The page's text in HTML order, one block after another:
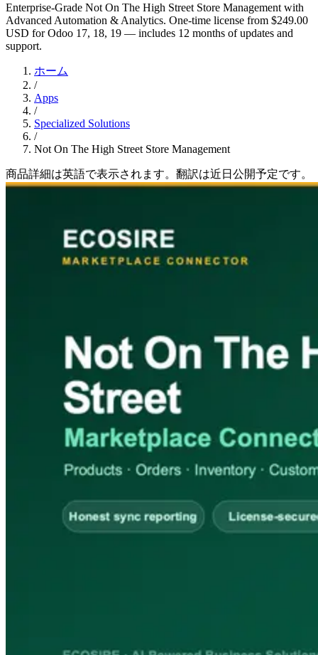
Enterprise-Grade Not On The High Street Store Management with
Advanced Automation & Analytics. One-time license from $249.00
USD for Odoo 17, 18, 19 — includes 12 months of updates and
support.
ホーム
/
Apps
/
Specialized Solutions
/
Not On The High Street Store Management
商品詳細は英語で表示されます。翻訳は近日公開予定です。